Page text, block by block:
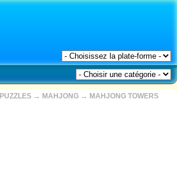
PUZZLES → MAHJONG → MAHJONG TOWERS